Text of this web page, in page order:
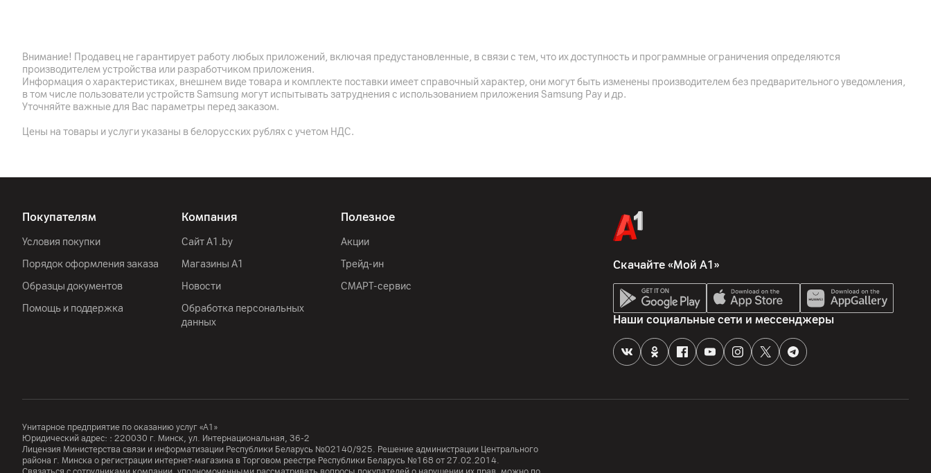
Внимание! Продавец не гарантирует работу любых приложений, включая предустановленные, в связи с тем, что их доступность и программные ограничения определяются
производителем устройства или разработчиком приложения.
Информация о характеристиках, внешнем виде товара и комплекте поставки имеет справочный характер, они могут быть изменены производителем без предварительного уведомления,
в том числе пользователи устройств Samsung могут испытывать затруднения с использованием приложения Samsung Pay и др.
Уточняйте важные для Вас параметры перед заказом.
Цены на товары и услуги указаны в белорусских рублях с учетом НДС.
Покупателям
Условия покупки
Порядок оформления заказа
Образцы документов
Помощь и поддержка
Компания
Сайт A1.by
Магазины А1
Новости
Обработка персональных
данных
Полезное
Акции
Трейд-ин
СМАРТ-сервис
Скачайте «Мой А1»
Наши социальные сети и мессенджеры
Унитарное предприятие по оказанию услуг «А1»
Юридический адрес: : 220030 г. Минск, ул. Интернациональная, 36-2
Лицензия Министерства связи и информатизации Республики Беларусь №02140/925. Решение администрации Центрального
района г. Минска о регистрации интернет-магазина в Торговом реестре Республики Беларусь №168 от 27.02.2014.